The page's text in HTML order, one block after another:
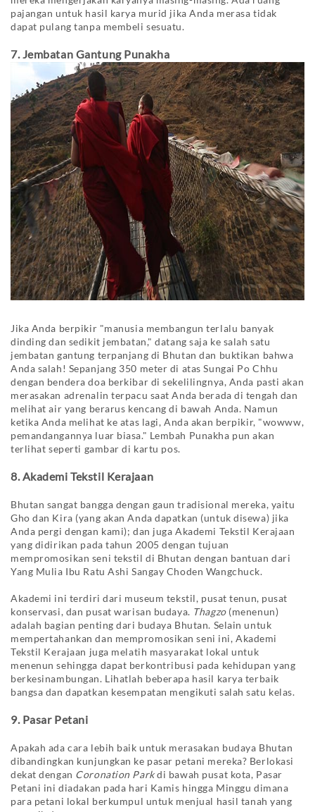
pajangan untuk hasil karya murid jika Anda merasa tidak
dapat pulang tanpa membeli sesuatu.
7. Jembatan Gantung Punakha
Jika Anda berpikir "manusia membangun terlalu banyak
dinding dan sedikit jembatan," datang saja ke salah satu
jembatan gantung terpanjang di Bhutan dan buktikan bahwa
Anda salah! Sepanjang 350 meter di atas Sungai Po Chhu
dengan bendera doa berkibar di sekelilingnya, Anda pasti akan
merasakan adrenalin terpacu saat Anda berada di tengah dan
melihat air yang berarus kencang di bawah Anda. Namun
ketika Anda melihat ke atas lagi, Anda akan berpikir, "wowww,
pemandangannya luar biasa." Lembah Punakha pun akan
terlihat seperti gambar di kartu pos.
8. Akademi Tekstil Kerajaan
Bhutan sangat bangga dengan gaun tradisional mereka, yaitu
Gho dan Kira (yang akan Anda dapatkan (untuk disewa) jika
Anda pergi dengan kami); dan juga Akademi Tekstil Kerajaan
yang didirikan pada tahun 2005 dengan tujuan
mempromosikan seni tekstil di Bhutan dengan bantuan dari
Yang Mulia Ibu Ratu Ashi Sangay Choden Wangchuck.
Akademi ini terdiri dari museum tekstil, pusat tenun, pusat
konservasi, dan pusat warisan budaya. Thagzo (menenun)
adalah bagian penting dari budaya Bhutan. Selain untuk
mempertahankan dan mempromosikan seni ini, Akademi
Tekstil Kerajaan juga melatih masyarakat lokal untuk
menenun sehingga dapat berkontribusi pada kehidupan yang
berkesinambungan. Lihatlah beberapa hasil karya terbaik
bangsa dan dapatkan kesempatan mengikuti salah satu kelas.
9. Pasar Petani
Apakah ada cara lebih baik untuk merasakan budaya Bhutan
dibandingkan kunjungkan ke pasar petani mereka? Berlokasi
dekat dengan Coronation Parkdi bawah pusat kota, Pasar
Petani ini diadakan pada hari Kamis hingga Minggu dimana
para petani lokal berkumpul untuk menjual hasil tanah yang